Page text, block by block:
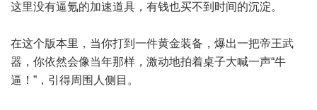
这里没有逼氪的加速道具，有钱也买不到时间的沉淀。
在这个版本里，当你打到一件黄金装备，爆出一把帝王武
器，你依然会像当年那样，激动地拍着桌子大喊一声“牛
逼！”，引得周围人侧目。